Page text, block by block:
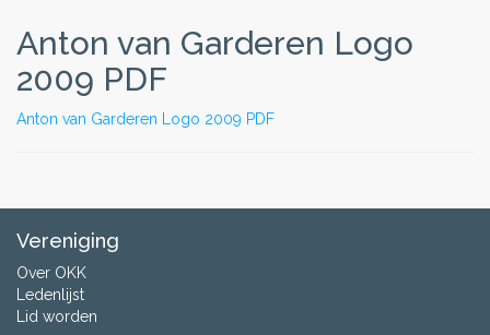
Anton van Garderen Logo
2009 PDF
Anton van Garderen Logo 2009 PDF
Vereniging
Over OKK
Ledenlijst
Lid worden